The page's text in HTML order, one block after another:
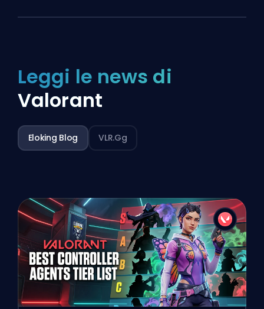
Leggi le news di
Valorant
Eloking Blog VLR.gg